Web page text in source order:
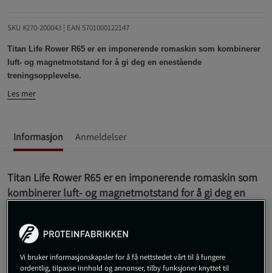
SKU #270-200043 | EAN 5701000122147
Titan Life Rower R65 er en imponerende romaskin som kombinerer
luft- og magnetmotstand for å gi deg en enestående
treningsopplevelse.
Les mer
Informasjon Anmeldelser
Titan Life Rower R65 er en imponerende romaskin som
kombinerer luft- og magnetmotstand for å gi deg en
Luft- og magnetmotstand
Doble legeringer
Forhåndsinnstilte programmer
Vi bruker informasjonskapsler for å få nettstedet vårt til å fungere
ordentlig, tilpasse innhold og annonser, tilby funksjoner knyttet til